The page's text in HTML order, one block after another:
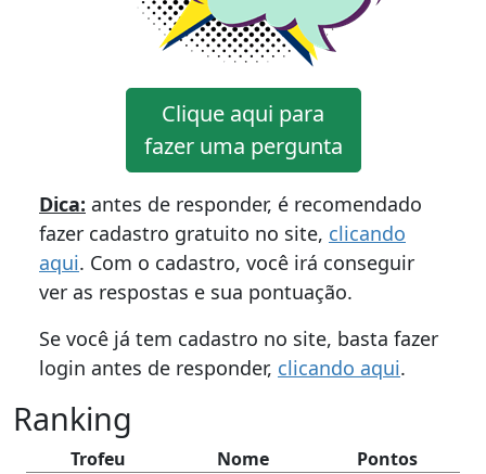
Clique aqui para
fazer uma pergunta
Dica: antes de responder, é recomendado
fazer cadastro gratuito no site, clicando
aqui. Com o cadastro, você irá conseguir
ver as respostas e sua pontuação.
Se você já tem cadastro no site, basta fazer
login antes de responder, clicando aqui.
Ranking
Trofeu Nome Pontos